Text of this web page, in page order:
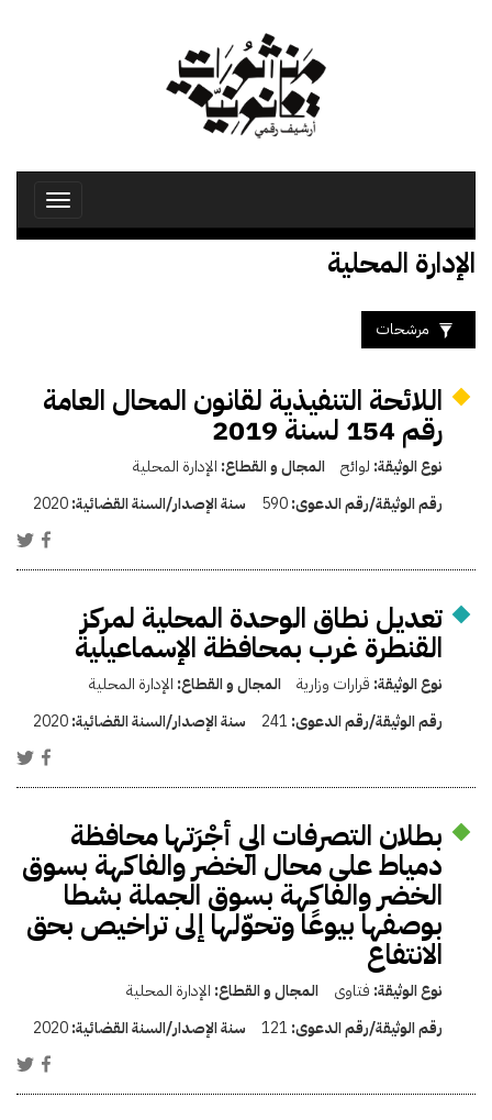
Toggle
الإدارة المحلية
مرشحات
اللائحة التنفيذية لقانون المحال العامة
رقم 154 لسنة 2019
نوع الوثيقة: لوائح المجال و القطاع: الإدارة المحلية
رقم الوثيقة/رقم الدعوى:590 سنة الإصدار/السنة القضائية:2020
تعديل نطاق الوحدة المحلية لمركز
القنطرة غرب بمحافظة الإسماعيلية
نوع الوثيقة: قرارات وزارية المجال و القطاع: الإدارة المحلية
رقم الوثيقة/رقم الدعوى: 241 سنة الإصدار/السنة القضائية:2020
بطلان التصرفات الي أجْرَتها محافظة
دمياط على محال الخضر والفاكهة بسوق
الخضر والفاكهة بسوق الجملة بشطا
بوصفها بيوعًا وتحوّلها إلى تراخيص بحق
الانتفاع
نوع الوثيقة: فتاوى المجال و القطاع: الإدارة المحلية
رقم الوثيقة/رقم الدعوى: 121 سنة الإصدار/السنة القضائية:2020